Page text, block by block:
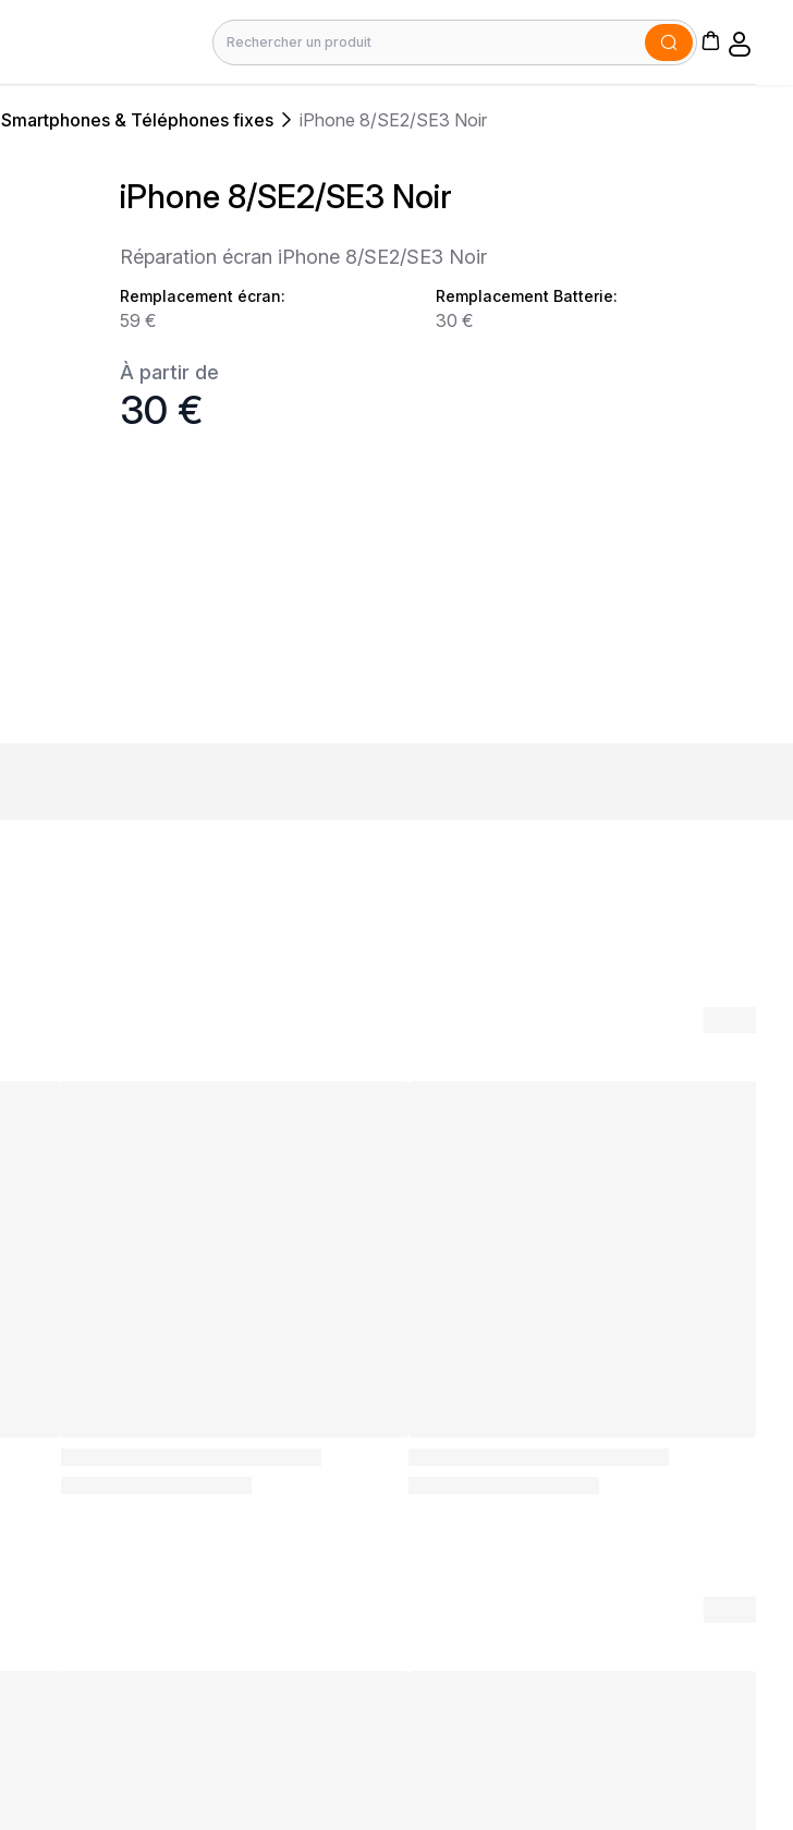
Rechercher
Smartphones & Téléphones fixes iPhone 8/SE2/SE3 Noir
iPhone 8/SE2/SE3 Noir
Réparation écran iPhone 8/SE2/SE3 Noir
Remplacement écran:
59 €
Remplacement Batterie:
30 €
À partir de
30 €